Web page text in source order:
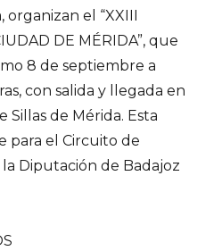
el “XXIII
DE MÉRIDA”, que
8 de septiembre a
con salida y llegada en
Sillas de Mérida. Esta
para el Circuito de
Diputación de Badajoz